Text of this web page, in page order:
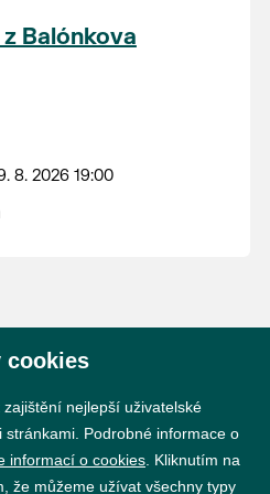
je zapsána na Seznam
a kulturního dědictví
Balónkova
8. 2026 19:00
cookies
nejlepší uživatelské
Podrobné informace o
informací o cookies . Kliknutím na
že můžeme užívat všechny typy